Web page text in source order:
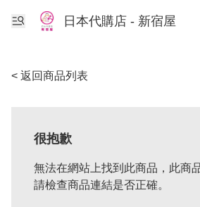
日本代購店 - 新宿屋
< 返回商品列表
很抱歉
無法在網站上找到此商品，此商
請檢查商品連結是否正確。